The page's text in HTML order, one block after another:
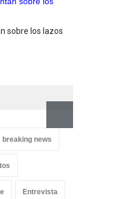
a reality
sobre los lazos
breaking news
Entrevista